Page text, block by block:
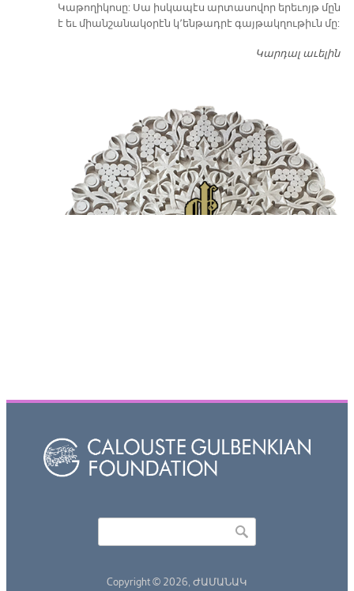
Կաթողիկոսը: Սա իսկապէս արտասովոր երեւոյթ մըն
է եւ միանշանակօրէն կ՚ենթադրէ գայթակղութիւն մը:
Կարդալ աւելին
Copyright © 2026, ԺԱՄԱՆԱԿ